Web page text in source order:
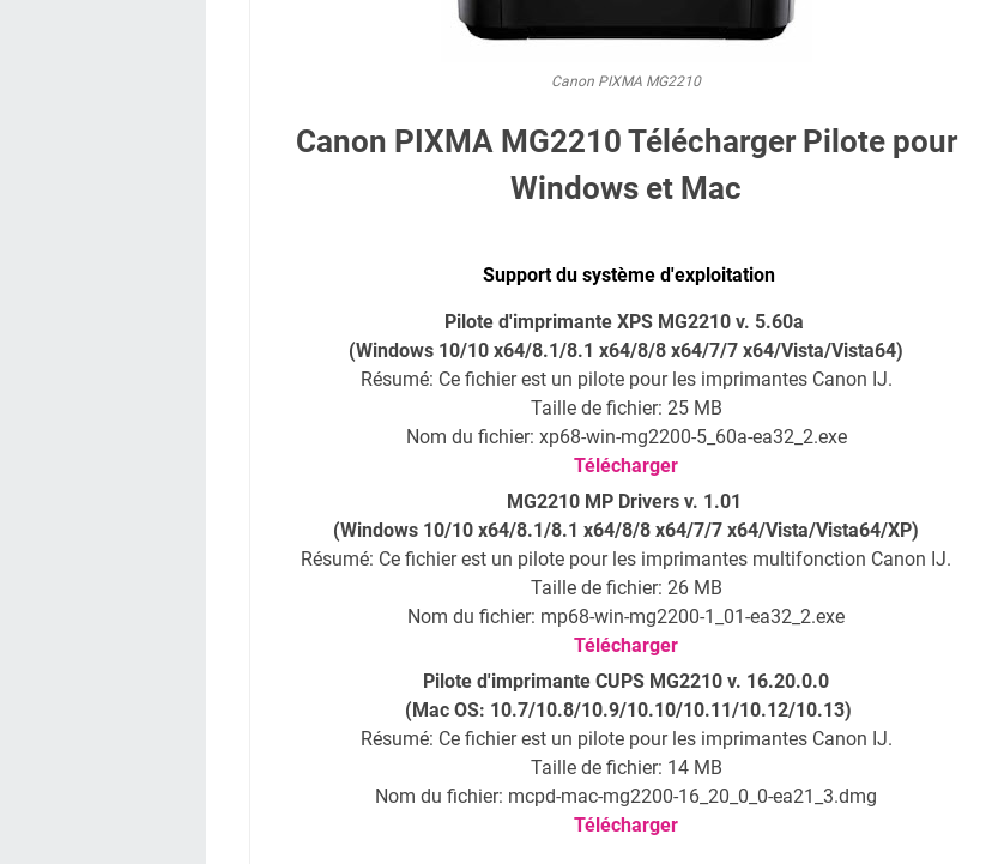
Canon PIXMA MG2210
Canon PIXMA MG2210 Télécharger Pilote pour
Windows et Mac
Support du système d'exploitation
Pilote d'imprimante XPS MG2210 v. 5.60a
(Windows 10/10 x64/8.1/8.1 x64/8/8 x64/7/7 x64/Vista/Vista64)
Résumé: Ce fichier est un pilote pour les imprimantes Canon IJ.
Taille de fichier: 25 MB
Nom du fichier: xp68-win-mg2200-5_60a-ea32_2.exe
Télécharger
MG2210 MP Drivers v. 1.01
(Windows 10/10 x64/8.1/8.1 x64/8/8 x64/7/7 x64/Vista/Vista64/XP)
Résumé: Ce fichier est un pilote pour les imprimantes multifonction Canon IJ.
Taille de fichier: 26 MB
Nom du fichier: mp68-win-mg2200-1_01-ea32_2.exe
Télécharger
Pilote d'imprimante CUPS MG2210 v. 16.20.0.0
(Mac OS: 10.7/10.8/10.9/10.10/10.11/10.12/10.13)
Résumé: Ce fichier est un pilote pour les imprimantes Canon IJ.
Taille de fichier: 14 MB
Nom du fichier: mcpd-mac-mg2200-16_20_0_0-ea21_3.dmg
Télécharger